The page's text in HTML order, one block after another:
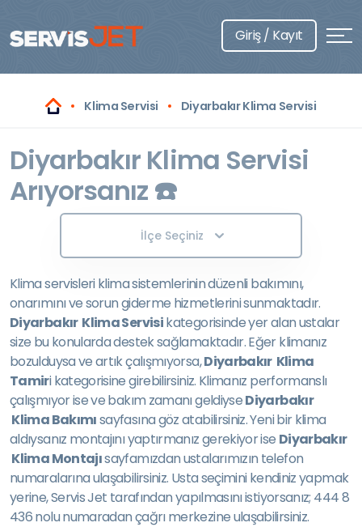
Giriş / Kayıt
Klima Servisi Diyarbakır Klima Servisi
Diyarbakır Klima Servisi
Arıyorsanız ☎️
İlçe Seçiniz
Klima servisleri klima sistemlerinin düzenli bakımını,
onarımını ve sorun giderme hizmetlerini sunmaktadır.
Diyarbakır Klima Servisikategorisinde yer alan ustalar
size bu konularda destek sağlamaktadır. Eğer klimanız
bozulduysa ve artık çalışmıyorsa,Diyarbakır Klima
Tamiri kategorisine girebilirsiniz. Klimanız performanslı
çalışmıyor ise ve bakım zamanı geldiyseDiyarbakır
Klima Bakımısayfasına göz atabilirsiniz. Yeni bir klima
aldıysanız montajını yaptırmanız gerekiyor ise Diyarbakır
Klima Montajısayfamızdan ustalarımızın telefon
numaralarına ulaşabilirsiniz. Usta seçimini kendiniz yapmak
yerine, Servis Jet tarafından yapılmasını istiyorsanız; 444 8
436 nolu numaradan çağrı merkezine ulaşabilirsiniz.